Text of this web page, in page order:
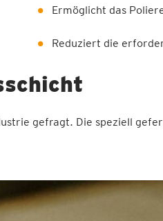
Ermöglicht das
Reduziert die
gefragt. Die speziell